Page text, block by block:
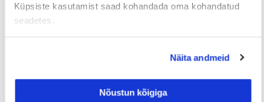
Küpsiste kasutamist saad kohandada oma kohandatud
seadetes.
Näita andmeid
Nõustun kõigiga
23/07/2026